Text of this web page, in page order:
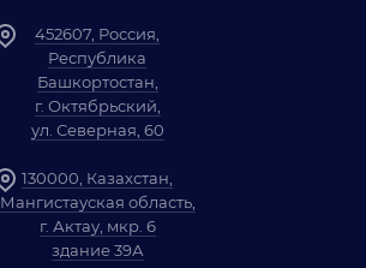
452607, Россия,
Республика
Башкортостан,
г. Октябрьский,
ул. Северная, 60
130000, Казахстан,
Мангистауская область,
г. Актау, мкр. 6
здание 39А